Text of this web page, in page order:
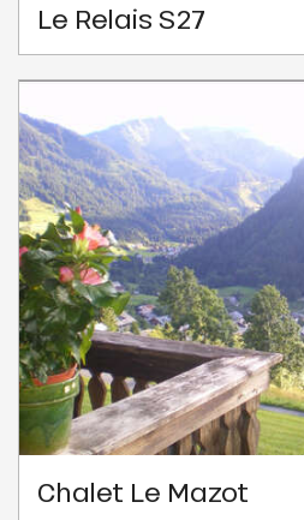
Le Relais S27
Chalet Le Mazot